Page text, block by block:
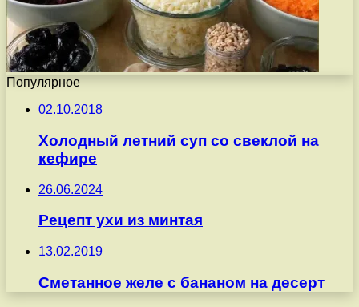
Популярное
02.10.2018
Холодный летний суп со свеклой на
кефире
26.06.2024
Рецепт ухи из минтая
13.02.2019
Сметанное желе с бананом на десерт